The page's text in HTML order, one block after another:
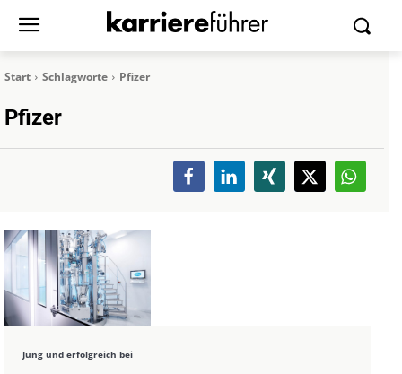
Start Schlagworte Pfizer
Pfizer
Jung und erfolgreich bei